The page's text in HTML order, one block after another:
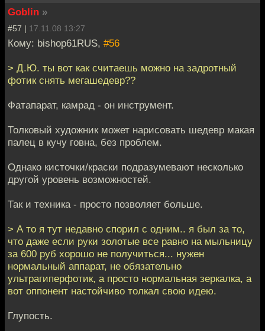
Goblin »
#57 | 17.11.08 13:27
Кому: bishop61RUS, #56
> Д.Ю. ты вот как считаешь можно на задротный
фотик снять мегашедевр??
Фатапарат, камрад - он инструмент.
Толковый художник может нарисовать шедевр макая
палец в кучу говна, без проблем.
Однако кисточки/краски подразумевают несколько
другой уровень возможностей.
Так и техника - просто позволяет больше.
> А то я тут недавно спорил с одним.. я был за то,
что даже если руки золотые все равно на мыльницу
за 600 руб хорошо не получиться... нужен
нормальный аппарат, не обязательно
ультрагиперфотик, а просто нормальная зеркалка, а
вот оппонент настойчиво толкал свою идею.
Глупость.